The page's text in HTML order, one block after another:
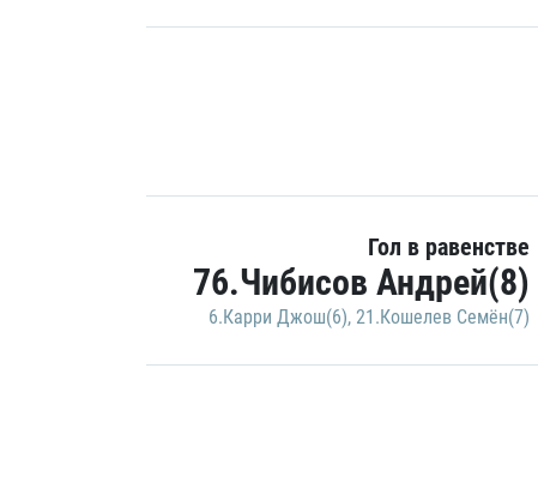
Гол в равенстве
76.Чибисов Андрей(8)
6.Карри Джош(6), 21.Кошелев Семён(7)